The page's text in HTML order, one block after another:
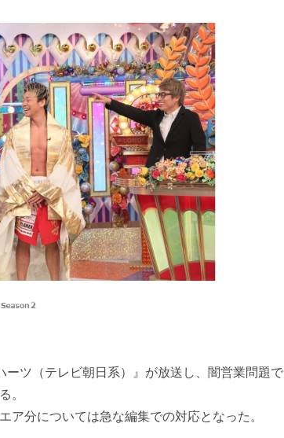
ツ（テレビ朝日系）』が放送し、闇営業問題で
。
ア分については急な編集での対応となった。